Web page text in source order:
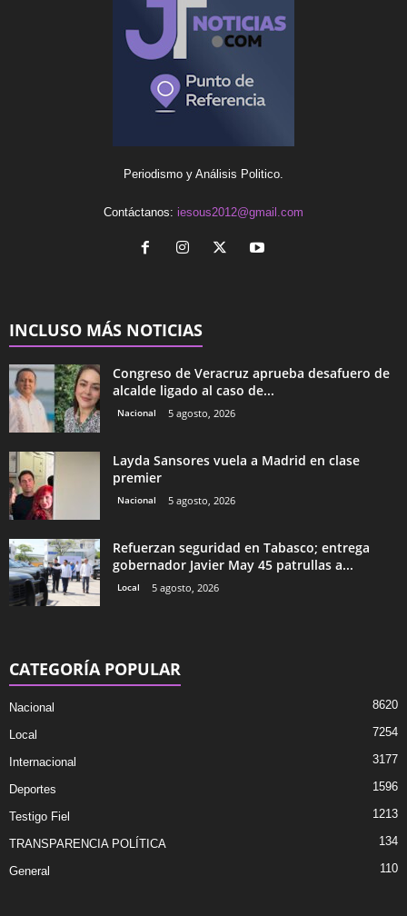
Periodismo y Análisis Politico.
Contáctanos: iesous2012@gmail.com
INCLUSO MÁS NOTICIAS
Congreso de Veracruz aprueba desafuero de
alcalde ligado al caso de...
Nacional 5 agosto, 2026
Layda Sansores vuela a Madrid en clase
premier
Nacional 5 agosto, 2026
Refuerzan seguridad en Tabasco; entrega
gobernador Javier May 45 patrullas a...
Local 5 agosto, 2026
CATEGORÍA POPULAR
Nacional 8620
Local 7254
Internacional 3177
Deportes 1596
Testigo Fiel 1213
TRANSPARENCIA POLÍTICA 134
General 110